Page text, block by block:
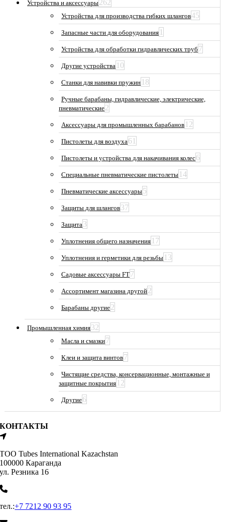
Устройства и аксессуары262
Устройства для производства гибких шлангов45
Запасные части для оборудования 1
Устройства для обработки гидравлических труб 7
Другие устройства 10
Станки для навивки пружин 18
Ручные барабаны, гидравлические, электрические,
пневматические2
Аксессуары для промышленных барабанов 12
Пистолеты для воздуха61
Пистолеты и устройства для накачивания колес6
Специальные пневматические пистолеты 14
Пневматические аксессуары5
Защиты для шлангов37
Защита3
Уплотнения общего назначения 17
Уплотнения и герметики для резьбы 13
Садовые аксессуары FT7
Ассортимент магазина другой2
Барабаны другие2
Промышленная химия32
Масла и смазки7
Клеи и защита винтов7
Чистящие средства, консервационные, монтажные и
защитные покрытия 12
Другие6
КОНТАКТЫ
ТОО Tubes International Kazachstan
100000 Караганда
ул. Резника 16
тел.:+7 7212 90 93 95